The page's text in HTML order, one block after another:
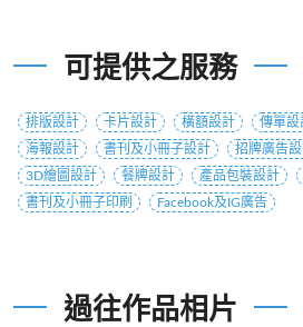
可提供之服務
排版設計 卡片設計 橫額設計 傳單設
海報設計
書刊及小冊子設計 招牌廣告
3D繪圖設計
餐牌設計 產品包裝設計
書刊及小冊子印刷
Facebook及IG廣告
過往作品相片